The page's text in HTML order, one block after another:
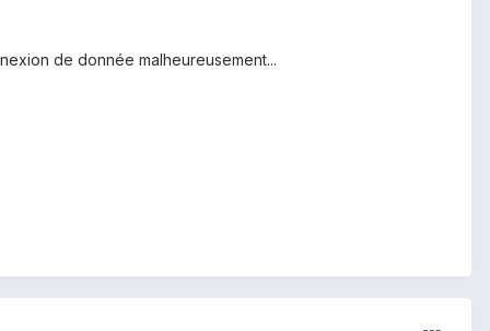
de donnée malheureusement...